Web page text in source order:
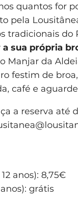
quantos for
pela
tradicionais do
sua própria
Manjar da
festim de
café e
a reserva até
anos): 8,75€
grátis